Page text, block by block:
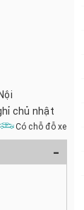
chủ nhật
Có chỗ đỗ xe
-